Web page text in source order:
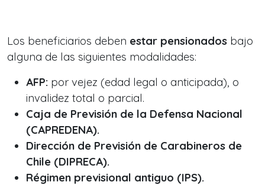
Los beneficiarios deben estar pensionados bajo
alguna de las siguientes modalidades:
AFP: por vejez (edad legal o anticipada), o
invalidez total o parcial.
Caja de Previsión de la Defensa Nacional
(CAPREDENA).
Dirección de Previsión de Carabineros de
Chile (DIPRECA).
Régimen previsional antiguo (IPS).